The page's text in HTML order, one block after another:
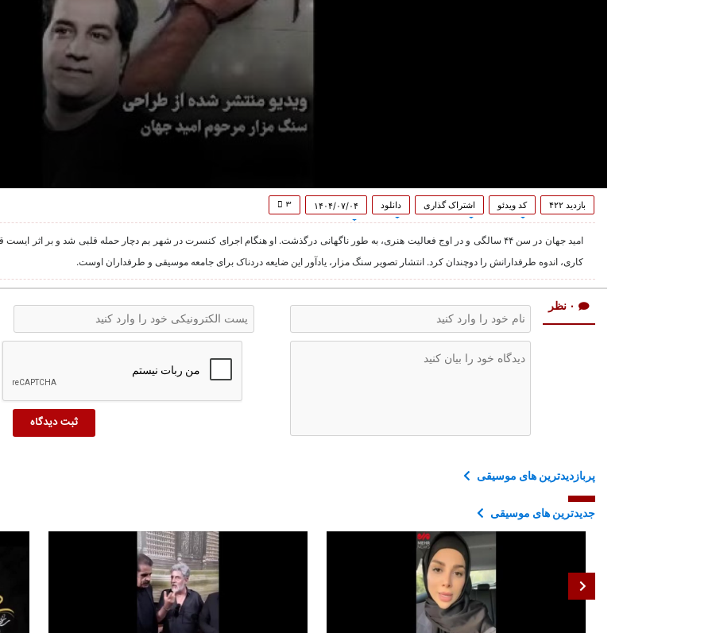
بازدید ۴۲۲ کد ویدئو اشتراک گذاری دانلود ۱۴۰۴/۰۷/۰۴ ۳
امید جهان در سن ۴۴ سالگی و در اوج فعالیت هنری، به طور ناگهانی درگذشت. او هنگام اجرای کنسرت در شهر بم دچار حمله قلبی شد و بر
کاری، اندوه طرفدارانش را دوچندان کرد. انتشار تصویر سنگ مزار، یادآور این ضایعه دردناک برای جامعه موسیقی و طرفداران اوست.
۰ نظر
پربازدیدترین های موسیقی
جدیدترین های موسیقی